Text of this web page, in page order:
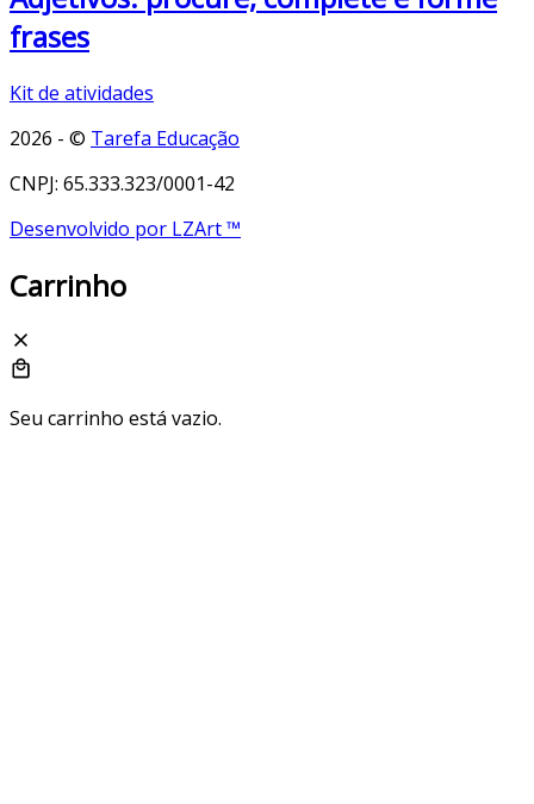
frases
Kit de atividades
2026 - © Tarefa Educação
CNPJ: 65.333.323/0001-42
Desenvolvido por LZArt ™
Carrinho
Seu carrinho está vazio.